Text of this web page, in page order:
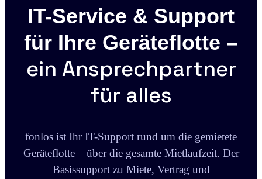
IT-Service & Support
für Ihre Geräteflotte –
ein Ansprechpartner
für alles
fonlos ist Ihr IT-Support rund um die gemietete
Geräteflotte – über die gesamte Mietlaufzeit. Der
Basissupport zu Miete, Vertrag und